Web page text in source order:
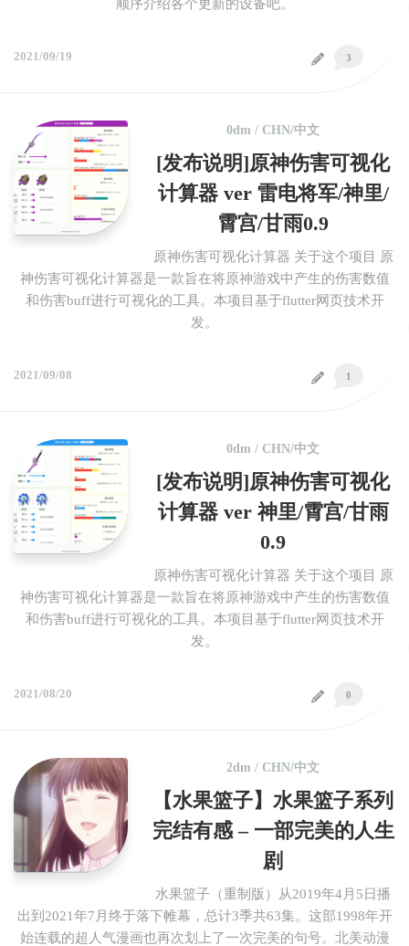
顺序介绍各个更新的设备吧。
3
2021/09/19
0dm / CHN/中文
[发布说明]原神伤害可视化
计算器 ver 雷电将军/神里/
霄宫/甘雨0.9
原神伤害可视化计算器 关于这个项目 原
神伤害可视化计算器是一款旨在将原神游戏中产生的伤害数值
和伤害buff进行可视化的工具。本项目基于flutter网页技术开
发。
1
2021/09/08
0dm / CHN/中文
[发布说明]原神伤害可视化
计算器 ver 神里/霄宫/甘雨
0.9
原神伤害可视化计算器 关于这个项目 原
神伤害可视化计算器是一款旨在将原神游戏中产生的伤害数值
和伤害buff进行可视化的工具。本项目基于flutter网页技术开
发。
0
2021/08/20
2dm / CHN/中文
【水果篮子】水果篮子系列
完结有感 – 一部完美的人生
剧
水果篮子（重制版）从2019年4月5日播
出到2021年7月终于落下帷幕，总计3季共63集。这部1998年开
始连载的超人气漫画也再次划上了一次完美的句号。北美动漫